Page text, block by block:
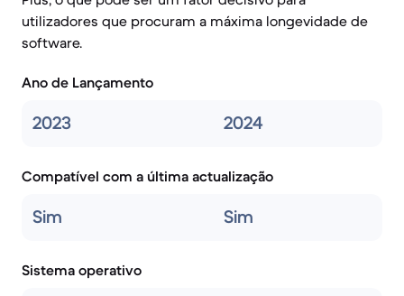
utilizadores que procuram a máxima longevidade de
software.
Ano de Lançamento
2023 2024
Compatível com a última actualização
Sim Sim
Sistema operativo